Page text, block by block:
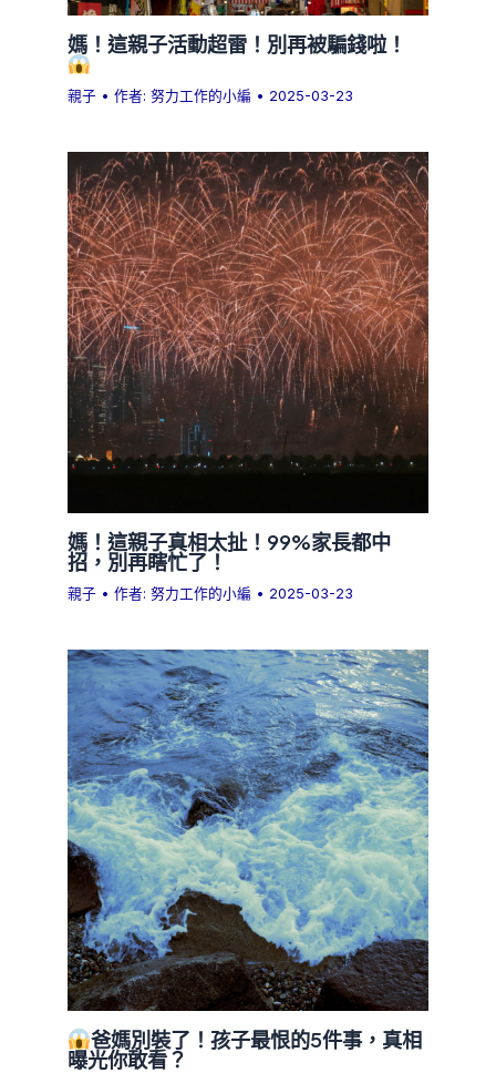
媽！這親子活動超雷！別再被騙錢啦！
親子 • 作者:努力工作的小編 • 2025-03-23
媽！這親子真相太扯！99%家長都中
招，別再瞎忙了！
親子 • 作者:努力工作的小編 • 2025-03-23
爸媽別裝了！孩子最恨的5件事，真相
曝光你敢看？